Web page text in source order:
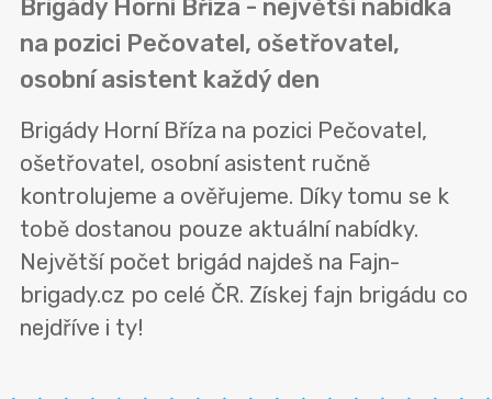
Brigády Horní Bříza - největší nabídka
na pozici Pečovatel, ošetřovatel,
osobní asistent každý den
Brigády Horní Bříza na pozici Pečovatel,
ošetřovatel, osobní asistent ručně
kontrolujeme a ověřujeme. Díky tomu se k
tobě dostanou pouze aktuální nabídky.
Největší počet brigád najdeš na Fajn-
brigady.cz po celé ČR. Získej fajn brigádu co
nejdříve i ty!